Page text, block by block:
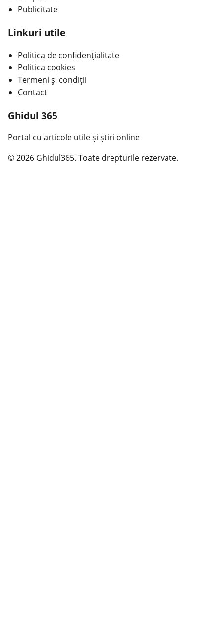
Publicitate
Linkuri utile
Politica de confidențialitate
Politica cookies
Termeni și condiții
Contact
Ghidul 365
Portal cu articole utile și știri online
© 2026 Ghidul365. Toate drepturile rezervate.